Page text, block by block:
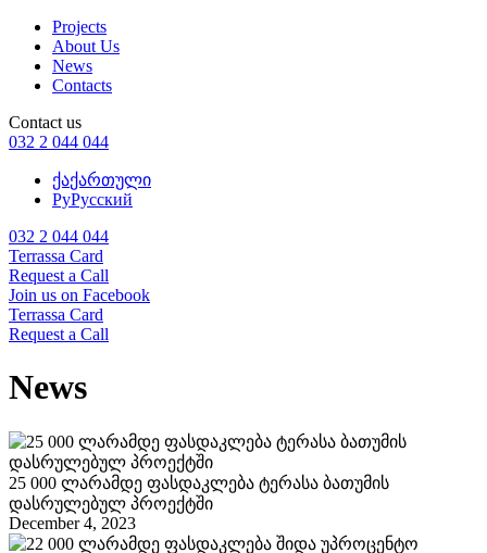
Projects
About Us
News
Contacts
Contact us
032 2 044 044
ქაქართული
РуРусский
032 2 044 044
Terrassa Card
Request a Call
Join us on Facebook
Terrassa Card
Request a Call
News
25 000 ლარამდე ფასდაკლება ტერასა ბათუმის
დასრულებულ პროექტში
December 4, 2023